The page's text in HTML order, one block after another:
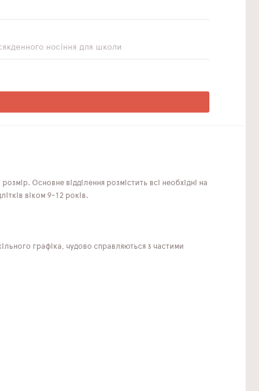
носіння для школи
Основне відділення розмістить всі необхідні на
віком 9-12 років.
графіка, чудово справляються з частими